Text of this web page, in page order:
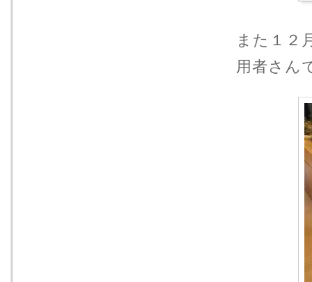
また１２
用者さん